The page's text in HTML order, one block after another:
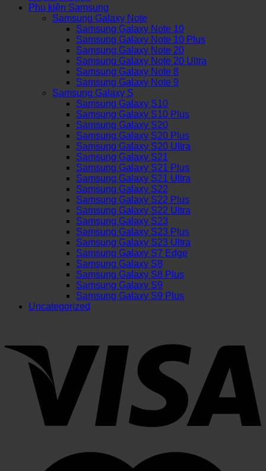
Phụ kiện Samsung
Samsung Galaxy Note
Samsung Galaxy Note 10
Samsung Galaxy Note 10 Plus
Samsung Galaxy Note 20
Samsung Galaxy Note 20 Ultra
Samsung Galaxy Note 8
Samsung Galaxy Note 9
Samsung Galaxy S
Samsung Galaxy S10
Samsung Galaxy S10 Plus
Samsung Galaxy S20
Samsung Galaxy S20 Plus
Samsung Galaxy S20 Ultra
Samsung Galaxy S21
Samsung Galaxy S21 Plus
Samsung Galaxy S21 Ultra
Samsung Galaxy S22
Samsung Galaxy S22 Plus
Samsung Galaxy S22 Ultra
Samsung Galaxy S23
Samsung Galaxy S23 Plus
Samsung Galaxy S23 Ultra
Samsung Galaxy S7 Edge
Samsung Galaxy S8
Samsung Galaxy S8 Plus
Samsung Galaxy S9
Samsung Galaxy S9 Plus
Uncategorized